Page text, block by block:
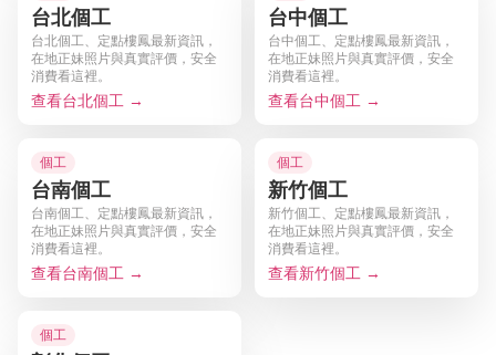
台北個工
台北個工、定點樓鳳最新資訊，
在地正妹照片與真實評價，安全
消費看這裡。
查看台北個工 →
台中個工
台中個工、定點樓鳳最新資訊，
在地正妹照片與真實評價，安全
消費看這裡。
查看台中個工 →
個工
台南個工
台南個工、定點樓鳳最新資訊，
在地正妹照片與真實評價，安全
消費看這裡。
查看台南個工 →
個工
新竹個工
新竹個工、定點樓鳳最新資訊，
在地正妹照片與真實評價，安全
消費看這裡。
查看新竹個工 →
個工